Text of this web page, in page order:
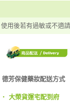
使用後若有過敏或不適
德芳保健藥妝配送方式
‧ 大榮貨運宅配到府